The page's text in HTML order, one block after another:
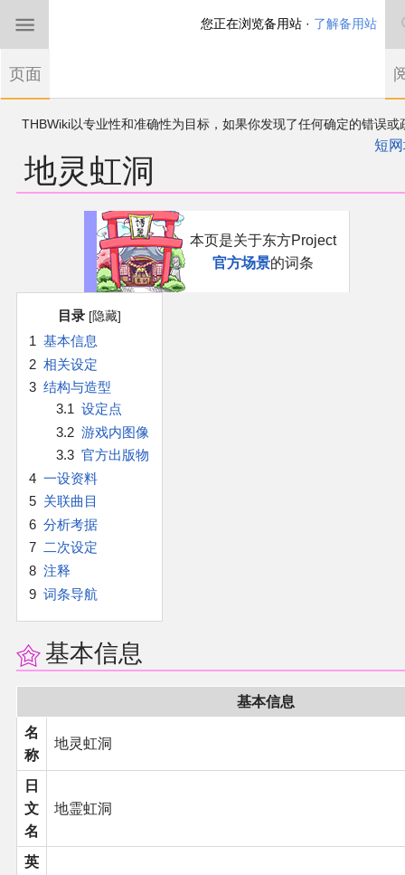
THBWiki以专业性和准确性为目标，如果你发现了任何确定的错误或
如果您是第一次来到这里，请点击右上角注册一
有任何意见、建议、求助、反馈都可以在
短
地灵虹洞
航
索
本页是关于东方Project
官方场景的词条
目录
1 基本信息
2 相关设定
3 结构与造型
3.1 设定点
3.2 游戏内图像
3.3 官方出版物
4 一设资料
5 关联曲目
6 分析考据
7 二次设定
8 注释
9 词条导航
基本信息
基本信息
名
称
地灵虹洞
日
文
名
地霊虹洞
英
您正在浏览备用站 · 了解备用站
页面
首页
东方Project
东方同人规约
沙盒（建议使用）
讨论板
加入我们
官方作品
官方游戏
官方音乐
官方书籍
官方角色
公式资料
东方相关活动
其他相关项目
二次创作与活动